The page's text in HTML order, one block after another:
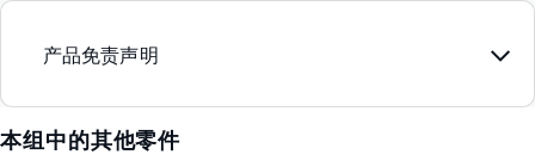
产品免责声明
本组中的其他零件